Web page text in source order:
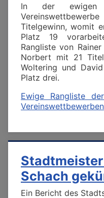
In der ewigen
Titelgewinn, womit
Platz 19
Rangliste von
Norbert mit 21
Woltering und
Platz drei.
Ewige Rangliste
Vereinswettbewerben
Schach
Ein Bericht des